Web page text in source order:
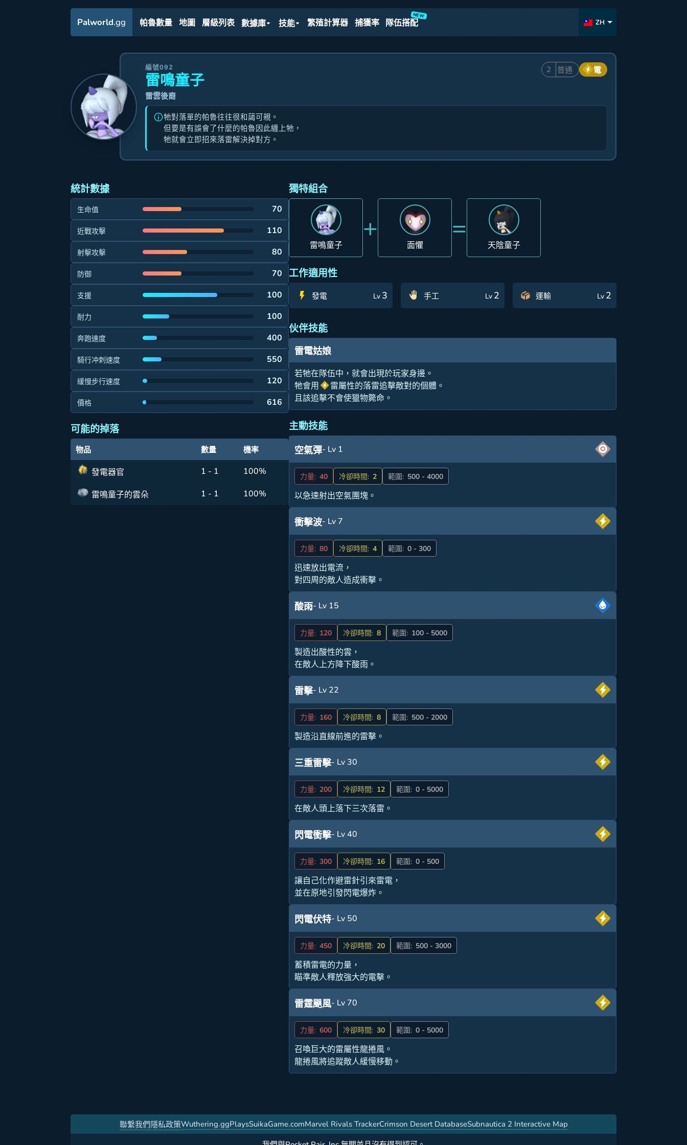
Palworld.gg 帕魯數量 地圖 層級列表 數據庫 技能 繁殖計算器 捕獲率 隊伍搭配
NEW
ZH
編號092
雷鳴童子
雷雲後裔
2 普通 電
牠對落單的帕魯往往很和藹可親。
但要是有誤會了什麼的帕魯因此纏上牠，
牠就會立即招來落雷解決掉對方。
統計數據
生命值 70
近戰攻擊 110
射擊攻擊 80
防御 70
支援 100
耐力 100
奔跑速度 400
騎行冲刺速度 550
緩慢步行速度 120
價格 616
可能的掉落
物品 數量 機率
發電器官 1 - 1 100%
雷鳴童子的雲朵 1 - 1 100%
獨特組合
雷鳴童子
+
面懼
=
天陰童子
工作適用性
發電 Lv 3 手工 Lv 2 運輸 Lv 2
伙伴技能
雷電姑娘
若牠在隊伍中，就會出現於玩家身邊。
牠會用
雷屬性的落雷追擊敵對的個體。
且該追擊不會使獵物斃命。
主動技能
空氣彈- Lv 1
力量: 40 冷卻時間: 2 範圍: 500 - 4000
以急速射出空氣團塊。
衝擊波- Lv 7
力量: 80 冷卻時間: 4 範圍: 0 - 300
迅速放出電流，
對四周的敵人造成衝擊。
酸雨- Lv 15
力量: 120 冷卻時間: 8 範圍: 100 - 5000
製造出酸性的雲，
在敵人上方降下酸雨。
雷擊- Lv 22
力量: 160 冷卻時間: 8 範圍: 500 - 2000
製造沿直線前進的雷擊。
三重雷擊- Lv 30
力量: 200 冷卻時間: 12 範圍: 0 - 5000
在敵人頭上落下三次落雷。
閃電衝擊- Lv 40
力量: 300 冷卻時間: 16 範圍: 0 - 500
讓自己化作避雷針引來雷電，
並在原地引發閃電爆炸。
閃電伏特- Lv 50
力量: 450 冷卻時間: 20 範圍: 500 - 3000
蓄積雷電的力量，
瞄準敵人釋放強大的電擊。
雷霆颶風- Lv 70
力量: 600 冷卻時間: 30 範圍: 0 - 5000
召喚巨大的雷屬性龍捲風。
龍捲風將追蹤敵人緩慢移動。
聯繫我們隱私政策Wuthering.ggPlaysSuikaGame.comMarvel Rivals TrackerCrimson Desert DatabaseSubnautica 2 Interactive Map